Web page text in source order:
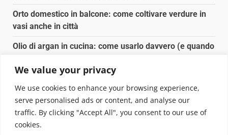
We value your privacy
We use cookies to enhance your browsing experience,
serve personalised ads or content, and analyse our
traffic. By clicking "Accept All", you consent to our use of
cookies.
Orto domestico in balcone: come coltivare verdure in
vasi anche in città
Olio di argan in cucina: come usarlo davvero (e quando
Spesa biologica senza spendere il doppio: dove e
come conviene
Copyright © 2025 Biopianeta.it proprietà di Jws Media